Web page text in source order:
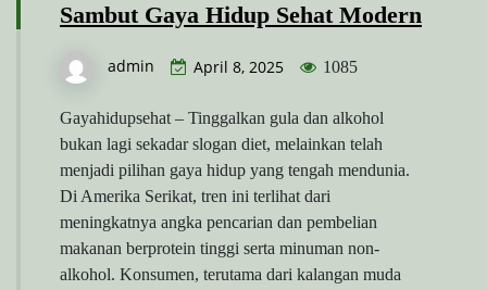
Sambut Gaya Hidup Sehat Modern
admin April 8, 2025 1085
Gayahidupsehat – Tinggalkan gula dan alkohol
bukan lagi sekadar slogan diet, melainkan telah
menjadi pilihan gaya hidup yang tengah mendunia.
Di Amerika Serikat, tren ini terlihat dari
meningkatnya angka pencarian dan pembelian
makanan berprotein tinggi serta minuman non-
alkohol. Konsumen, terutama dari kalangan muda